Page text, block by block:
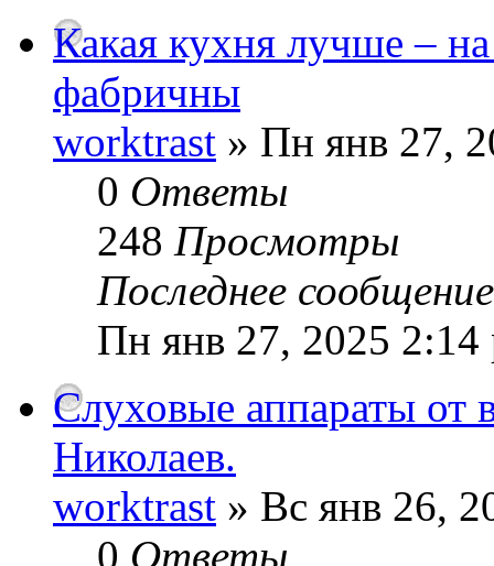
Какая кухня лучше –
фабричны
worktrast » Пн янв 27,
0 Ответы
248 Просмотры
Последнее
Пн янв 27, 2025 2:14
Слуховые аппараты от
Николаев.
worktrast » Вс янв 26,
0 Ответы